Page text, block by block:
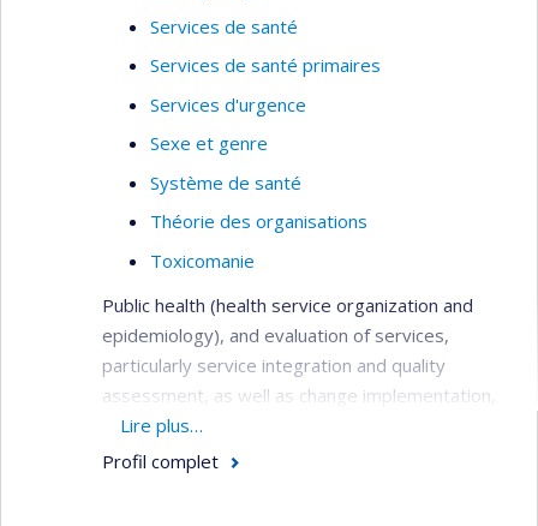
Services de santé
Services de santé primaires
Services d'urgence
Sexe et genre
Système de santé
Théorie des organisations
Toxicomanie
Public health (health service organization and
epidemiology), and evaluation of services,
particularly service integration and quality
assessment, as well as change implementation,
needs assessment, primary care services,
service utilization, health systems analysis,
Lire plus…
Profil complet